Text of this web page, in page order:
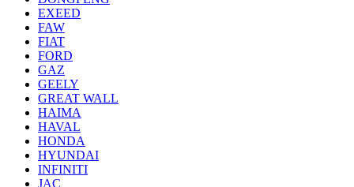
EXEED
FAW
FIAT
FORD
GAZ
GEELY
GREAT WALL
HAIMA
HAVAL
HONDA
HYUNDAI
INFINITI
JAC